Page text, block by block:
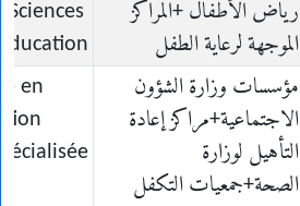
رياض الأطفال +المراكز
الموجهة لرعاية الطفل
Sciences
مؤسسات وزارة الشؤون
الاجتماعية+مراكز إعادة
التأهيل لوزارة
الصحة+جمعيات التكفل
en